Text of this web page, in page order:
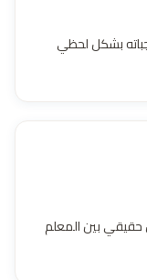
بشكل لحظي
حقيقي بين المعلم